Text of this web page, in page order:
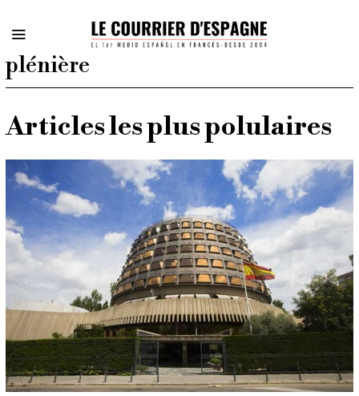
plénière
Articles les plus polulaires